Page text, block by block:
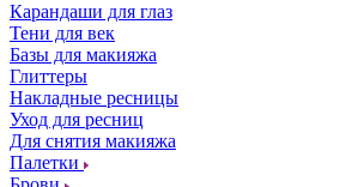
Карандаши для глаз
Тени для век
Базы для макияжа
Глиттеры
Накладные ресницы
Уход для ресниц
Для снятия макияжа
Палетки